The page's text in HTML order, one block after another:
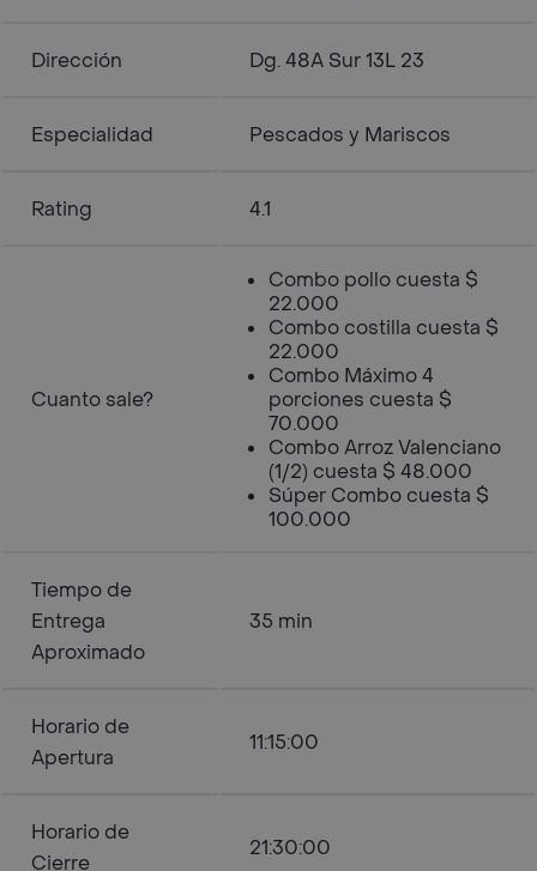
Dirección Dg. 48A Sur 13L 23
Especialidad Pescados y Mariscos
Rating 4.1
Cuanto sale?
Combo pollo cuesta $
22.000
Combo costilla cuesta $
22.000
Combo Máximo 4
porciones cuesta $
70.000
Combo Arroz Valenciano
(1/2) cuesta $ 48.000
Súper Combo cuesta $
100.000
Tiempo de
Entrega
Aproximado
35 min
Horario de
Apertura
11:15:00
Horario de
Cierre
21:30:00